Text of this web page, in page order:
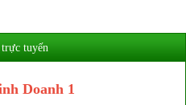
tuyến
Doanh 1